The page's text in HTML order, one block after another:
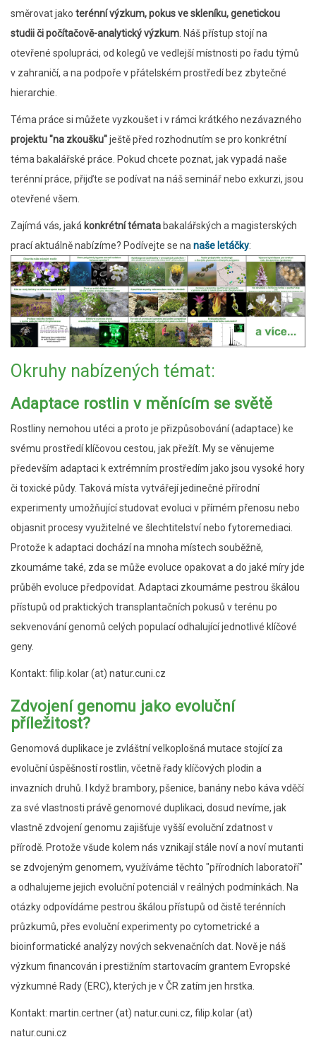
směrovat jako terénní výzkum, pokus ve skleníku, genetickou
studii či počítačově-analytický výzkum . Náš přístup stojí na
otevřené spolupráci, od kolegů ve vedlejší místnosti po řadu týmů
v zahraničí, a na podpoře v přátelském prostředí bez zbytečné
hierarchie.
Téma práce si můžete vyzkoušet i v rámci krátkého nezávazného
projektu "na zkoušku"ještě před rozhodnutím se pro konkrétní
téma bakalářské práce. Pokud chcete poznat, jak vypadá naše
terénní práce, přijďte se podívat na náš seminář nebo exkurzi, jsou
otevřené všem.
Zajímá vás, jaká konkrétní témata bakalářských a magisterských
prací aktuálně nabízíme? Podívejte se na naše letáčky:
Okruhy nabízených témat:
Adaptace rostlin v měnícím se světě
Rostliny nemohou utéci a proto je přizpůsobování (adaptace) ke
svému prostředí klíčovou cestou, jak přežít. My se věnujeme
především adaptaci k extrémním prostředím jako jsou vysoké hory
či toxické půdy. Taková místa vytvářejí jedinečné přírodní
experimenty umožňující studovat evoluci v přímém přenosu nebo
objasnit procesy využitelné ve šlechtitelství nebo fytoremediaci.
Protože k adaptaci dochází na mnoha místech souběžně,
zkoumáme také, zda se může evoluce opakovat a do jaké míry jde
průběh evoluce předpovídat. Adaptaci zkoumáme pestrou škálou
přístupů od praktických transplantačních pokusů v terénu po
sekvenování genomů celých populací odhalující jednotlivé klíčové
geny.
Kontakt: filip.kolar (at) natur.cuni.cz
Zdvojení genomu jako evoluční
příležitost?
Genomová duplikace je zvláštní velkoplošná mutace stojící za
evoluční úspěšností rostlin, včetně řady klíčových plodin a
invazních druhů. I když brambory, pšenice, banány nebo káva vděčí
za své vlastnosti právě genomové duplikaci, dosud nevíme, jak
vlastně zdvojení genomu zajišťuje vyšší evoluční zdatnost v
přírodě. Protože všude kolem nás vznikají stále noví a noví mutanti
se zdvojeným genomem, využíváme těchto "přírodních laboratoří"
a odhalujeme jejich evoluční potenciál v reálných podmínkách. Na
otázky odpovídáme pestrou škálou přístupů od čistě terénních
průzkumů, přes evoluční experimenty po cytometrické a
bioinformatické analýzy nových sekvenačních dat. Nově je náš
výzkum financován i prestižním startovacím grantem Evropské
výzkumné Rady (ERC), kterých je v ČR zatím jen hrstka.
Kontakt: martin.certner (at) natur.cuni.cz, filip.kolar (at)
natur.cuni.cz